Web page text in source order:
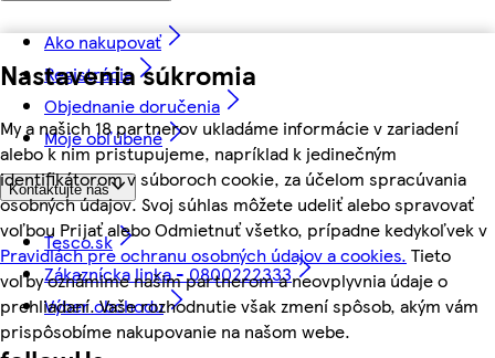
Nastavenia súkromia
My a našich 18 partnerov ukladáme informácie v zariadení
alebo k nim pristupujeme, napríklad k jedinečným
identifikátorom v súboroch cookie, za účelom spracúvania
osobných údajov. Svoj súhlas môžete udeliť alebo spravovať
voľbou Prijať alebo Odmietnuť všetko, prípadne kedykoľvek v
Pravidlách pre ochranu osobných údajov a cookies. Tieto
voľby oznámime našim partnerom a neovplyvnia údaje o
prehliadaní. Vaše rozhodnutie však zmení spôsob, akým vám
prispôsobíme nakupovanie na našom webe.
Ako nakupovať
Registrácia
Objednanie doručenia
Moje obľúbené
Kontaktujte nás
Tesco.sk
Zákaznícka linka - 0800222333
Výber obchodu